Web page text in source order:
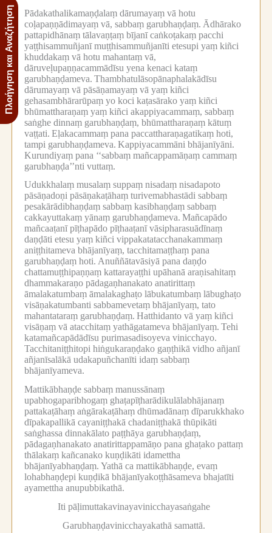
Πλοήγηση και Αναζήτηση
Pādakathalikamaṇḍalaṃ dārumayaṃ vā hotu
coḷapaṇṇādimayaṃ vā, sabbaṃ garubhaṇḍaṃ. Ādhārako
pattapidhānaṃ tālavaṇṭaṃ bījanī caṅkoṭakaṃ pacchi
yaṭṭhisammuñjanī muṭṭhisammuñjanīti etesupi yaṃ kiñci
khuddakaṃ vā hotu mahantaṃ vā,
dāruveḷupaṇṇacammādīsu yena kenaci kataṃ
garubhaṇḍameva. Thambhatulāsopānaphalakādīsu
dārumayaṃ vā pāsāṇamayaṃ vā yaṃ kiñci
gehasambhārarūpaṃ yo koci kaṭasārako yaṃ kiñci
bhūmattharaṇaṃ yaṃ kiñci akappiyacammaṃ, sabbaṃ
saṅghe dinnaṃ garubhaṇḍaṃ, bhūmattharaṇaṃ kātuṃ
vaṭṭati. Eḷakacammaṃ pana paccattharaṇagatikaṃ hoti,
tampi garubhaṇḍameva. Kappiyacammāni bhājanīyāni.
Kurundiyaṃ pana ‘‘sabbaṃ mañcappamāṇaṃ cammaṃ
garubhaṇḍa’’nti vuttaṃ.
Udukkhalaṃ musalaṃ suppaṃ nisadaṃ nisadapoto
pāsāṇadoṇi pāsāṇakaṭāhaṃ turivemabhastādi sabbaṃ
pesakārādibhaṇḍaṃ sabbaṃ kasibhaṇḍaṃ sabbaṃ
cakkayuttakaṃ yānaṃ garubhaṇḍameva. Mañcapādo
mañcaaṭanī pīṭhapādo pīṭhaaṭanī vāsipharasuādīnaṃ
daṇḍāti etesu yaṃ kiñci vippakatatacchanakammaṃ
aniṭṭhitameva bhājanīyaṃ, tacchitamaṭṭhaṃ pana
garubhaṇḍaṃ hoti. Anuññātavāsiyā pana daṇḍo
chattamuṭṭhipaṇṇaṃ kattarayaṭṭhi upāhanā araṇisahitaṃ
dhammakaraṇo pādagaṇhanakato anatirittaṃ
āmalakatumbaṃ āmalakaghaṭo lābukatumbaṃ lābughaṭo
visāṇakatumbanti sabbamevetaṃ bhājanīyaṃ, tato
mahantataraṃ garubhaṇḍaṃ. Hatthidanto vā yaṃ kiñci
visāṇaṃ vā atacchitaṃ yathāgatameva bhājanīyaṃ. Tehi
katamañcapādādīsu purimasadisoyeva vinicchayo.
Tacchitaniṭṭhitopi hiṅgukaraṇḍako gaṇṭhikā vidho añjanī
añjanīsalākā udakapuñchanīti idaṃ sabbaṃ
bhājanīyameva.
Mattikābhaṇḍe sabbaṃ manussānaṃ
upabhogaparibhogaṃ ghaṭapīṭharādikulālabhājanaṃ
pattakaṭāhaṃ aṅgārakaṭāhaṃ dhūmadānaṃ dīparukkhako
dīpakapallikā cayaniṭṭhakā chadaniṭṭhakā thūpikāti
saṅghassa dinnakālato paṭṭhāya garubhaṇḍaṃ,
pādagaṇhanakato anatirittappamāṇo pana ghaṭako pattaṃ
thālakaṃ kañcanako kuṇḍikāti idamettha
bhājanīyabhaṇḍaṃ. Yathā ca mattikābhaṇḍe, evaṃ
lohabhaṇḍepi kuṇḍikā bhājanīyakoṭṭhāsameva bhajatīti
ayamettha anupubbikathā.
Iti pāḷimuttakavinayavinicchayasaṅgahe
Garubhaṇḍavinicchayakathā samattā.